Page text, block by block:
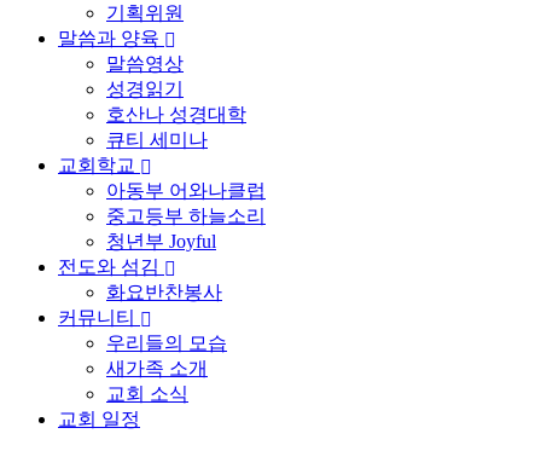
기획위원
말씀과 양육
말씀영상
성경읽기
호산나 성경대학
큐티 세미나
교회학교
아동부 어와나클럽
중고등부 하늘소리
청년부 Joyful
전도와 섬김
화요반찬봉사
커뮤니티
우리들의 모습
새가족 소개
교회 소식
교회 일정